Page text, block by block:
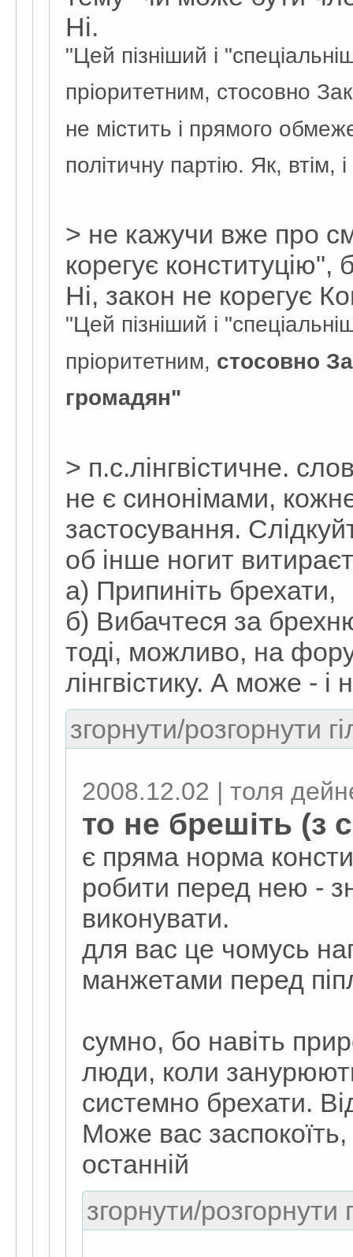
Ні.
"Цей пізніший і
пріоритетним, стосовно
не містить і прямого
політичну партію. Як, втім,
> не кажучи вже про
корегує конституцію",
Ні, закон не корегує
"Цей пізніший і
пріоритетним, стосовно
громадян"
> п.с.лінгвістичне.
не є синонімами,
застосування.
об інше ногит
а) Припиніть брехати,
б) Вибачтеся за
тоді, можливо, на
лінгвістику. А може - і
згорнути/розгорнути
2008.12.02 | толя
то не брешіть (з
є пряма норма
робити перед нею -
виконувати.
для вас це чомусь
манжетами перед
сумно, бо навіть
люди, коли
системно брехати.
Може вас
останній
згорнути/розгорнути